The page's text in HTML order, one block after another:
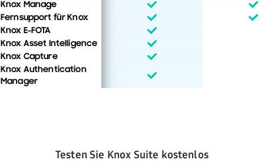
Knox Manage
Fernsupport für Knox
Knox E-FOTA
Knox Asset Intelligence
Knox Capture
Knox Authentication
Manager
Testen Sie Knox Suite kostenlos